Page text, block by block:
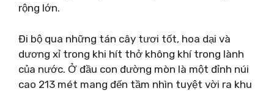
rộng lớn.
Đi bộ qua những tán cây tươi tốt, hoa dại và
dương xỉ trong khi hít thở không khí trong lành
của nước. Ở đầu con đường mòn là một đỉnh núi
cao 213 mét mang đến tầm nhìn tuyệt vời ra khu